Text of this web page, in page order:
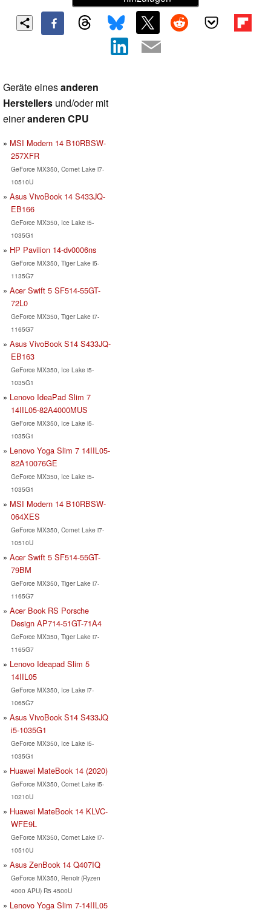
Geräte einesanderen
Herstellers und/oder mit
eineranderen CPU
MSI Modern 14 B10RBSW-
257XFR
GeForce MX350, Comet Lake i7-
10510U
Asus VivoBook 14 S433JQ-
EB166
GeForce MX350, Ice Lake i5-
1035G1
HP Pavilion 14-dv0006ns
GeForce MX350, Tiger Lake i5-
1135G7
Acer Swift 5 SF514-55GT-
72L0
GeForce MX350, Tiger Lake i7-
1165G7
Asus VivoBook S14 S433JQ-
EB163
GeForce MX350, Ice Lake i5-
1035G1
Lenovo IdeaPad Slim 7
14IIL05-82A4000MUS
GeForce MX350, Ice Lake i5-
1035G1
Lenovo Yoga Slim 7 14IIL05-
82A10076GE
GeForce MX350, Ice Lake i5-
1035G1
MSI Modern 14 B10RBSW-
064XES
GeForce MX350, Comet Lake i7-
10510U
Acer Swift 5 SF514-55GT-
79BM
GeForce MX350, Tiger Lake i7-
1165G7
Acer Book RS Porsche
Design AP714-51GT-71A4
GeForce MX350, Tiger Lake i7-
1165G7
Lenovo Ideapad Slim 5
14IIL05
GeForce MX350, Ice Lake i7-
1065G7
Asus VivoBook S14 S433JQ
i5-1035G1
GeForce MX350, Ice Lake i5-
1035G1
Huawei MateBook 14 (2020)
GeForce MX350, Comet Lake i5-
10210U
Huawei MateBook 14 KLVC-
WFE9L
GeForce MX350, Comet Lake i7-
10510U
Asus ZenBook 14 Q407IQ
GeForce MX350, Renoir (Ryzen
4000 APU) R5 4500U
Lenovo Yoga Slim 7-14IIL05